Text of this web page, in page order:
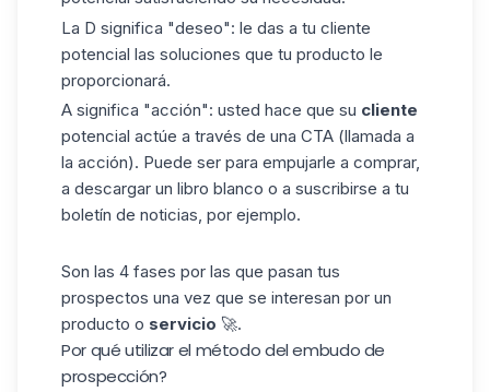
La D significa "deseo": le das a tu cliente
potencial las soluciones que tu producto le
proporcionará.
A significa "acción": usted hace que su cliente
potencial actúe a través de una CTA (llamada a
la acción). Puede ser para empujarle a comprar,
a descargar un libro blanco o a suscribirse a tu
boletín de noticias, por ejemplo.
Son las 4 fases por las que pasan tus
prospectos una vez que se interesan por un
producto o servicio 🚀.
Por qué utilizar el método del embudo de
prospección?